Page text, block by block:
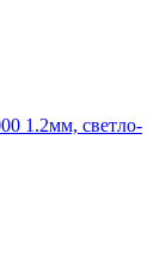
1.2мм, светло-